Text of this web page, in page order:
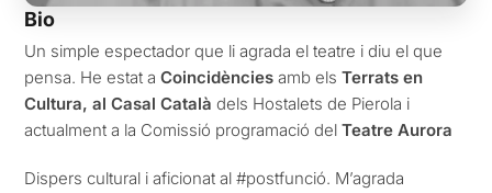
Bio
Un simple espectador que li agrada el teatre i diu el que
pensa. He estat aCoincidències amb elsTerrats en
Cultura, al Casal Catalàdels Hostalets de Pierola i
actualment a la Comissió programació delTeatre Aurora
Dispers cultural i aficionat al #postfunció. M’agrada